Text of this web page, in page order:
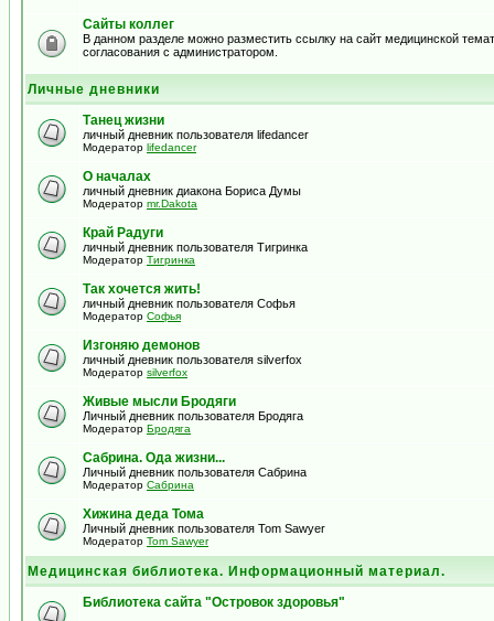
Сайты коллег
В данном разделе можно разместить ссылку на сайт медицинской
согласования с администратором.
Личные дневники
Танец жизни
личный дневник пользователя lifedancer
Модератор lifedancer
О началах
личный дневник диакона Бориса Думы
Модератор mr.Dakota
Край Радуги
личный дневник пользователя Тигринка
Модератор Тигринка
Так хочется жить!
личный дневник пользователя Софья
Модератор Софья
Изгоняю демонов
личный дневник пользователя silverfox
Модератор silverfox
Живые мысли Бродяги
Личный дневник пользователя Бродяга
Модератор Бродяга
Сабрина. Ода жизни...
Личный дневник пользователя Сабрина
Модератор Сабрина
Хижина деда Тома
Личный дневник пользователя Tom Sawyer
Модератор Tom Sawyer
Медицинская библиотека. Информационный материал.
Библиотека сайта "Островок здоровья"